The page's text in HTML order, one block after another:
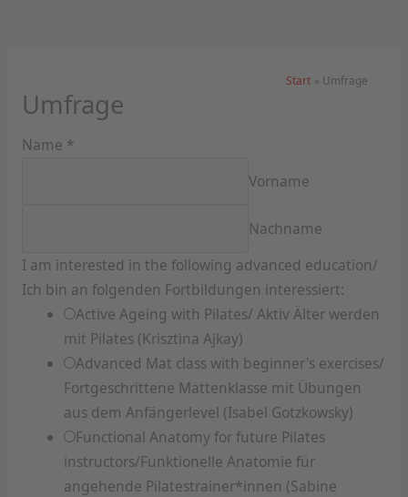
Start Umfrage
Umfrage
Name *
Vorname
Nachname
I am interested in the following advanced education/
Ich bin an folgenden Fortbildungen interessiert:
Active Ageing with Pilates/ Aktiv Älter werden
mit Pilates (Krisztina Ajkay)
Advanced Mat class with beginner's exercises/
Fortgeschrittene Mattenklasse mit Übungen
aus dem Anfängerlevel (Isabel Gotzkowsky)
Functional Anatomy for future Pilates
instructors/Funktionelle Anatomie für
angehende Pilatestrainer*innen (Sabine